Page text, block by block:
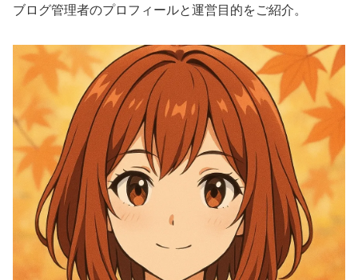
ブログ管理者のプロフィールと運営目的をご紹介。